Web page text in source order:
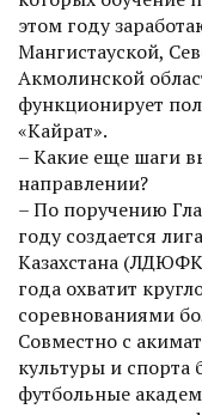
этом году
Мангистауской,
Акмолинской
функционирует
«Кайрат».
– Какие еще шаги
направлении?
– По поручению
году создается
Казахстана
года охватит
соревнованиями
Совместно с
культуры и спорта
футбольные